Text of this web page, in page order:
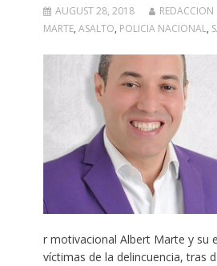
AUGUST 28, 2018 REDACCION
MARTE, ASALTO, POLICIA NACIONAL,
r motivacional Albert Marte y su
víctimas de la delincuencia, tras